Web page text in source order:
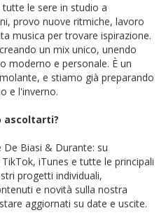
le sere in studio a
provo nuove ritmiche, lavoro
musica per trovare ispirazione.
un mix unico, unendo
moderno e personale. È un
e stiamo già preparando
e l'inverno.
ascoltarti?
Biasi & Durante: su
iTunes e tutte le principali
progetti individuali,
e novità sulla nostra
aggiornati su date e uscite.